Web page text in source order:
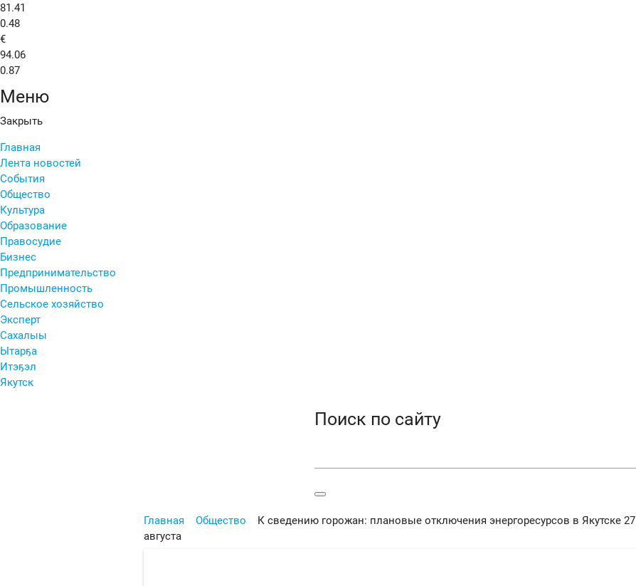
81.41
0.48
€
94.06
0.87
Меню
Закрыть
Главная
Лента новостей
События
Общество
Культура
Образование
Правосудие
Бизнес
Предпринимательство
Промышленность
Сельское хозяйство
Эксперт
Сахалыы
Ытарҕа
Итэҕэл
Якутск
Поиск по сайту
Главная Общество
К сведению горожан: плановые отключения энергоресурсов в Якутске 27
августа